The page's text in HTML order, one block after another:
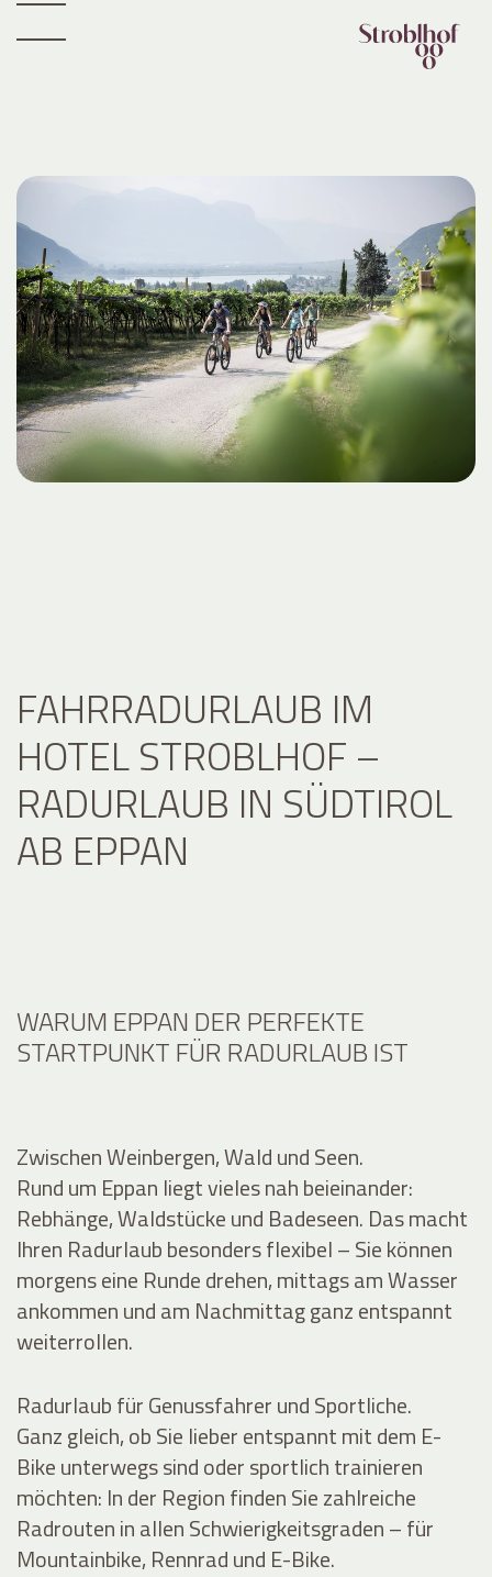
FAHRRADURLAUB IM
HOTEL STROBLHOF –
RADURLAUB IN SÜDTIROL
AB EPPAN
WARUM EPPAN DER PERFEKTE
STARTPUNKT FÜR RADURLAUB IST
Zwischen Weinbergen, Wald und Seen.
Rund um Eppan liegt vieles nah beieinander:
Rebhänge, Waldstücke und Badeseen. Das macht
Ihren Radurlaub besonders flexibel – Sie können
morgens eine Runde drehen, mittags am Wasser
ankommen und am Nachmittag ganz entspannt
weiterrollen.
Radurlaub für Genussfahrer und Sportliche.
Ganz gleich, ob Sie lieber entspannt mit dem E-
Bike unterwegs sind oder sportlich trainieren
möchten: In der Region finden Sie zahlreiche
Radrouten in allen Schwierigkeitsgraden – für
Mountainbike, Rennrad und E-Bike.